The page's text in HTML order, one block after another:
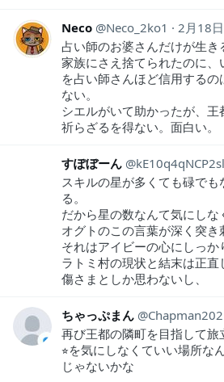
Neco Neco_2ko1
2月18日
占い師のお婆さんだけが生き
家族にさえ捨てられたのに
を占い師さんほど信用する
ない。
シエルがいて助かったが、
祈らざるを得ない。面白い。
すぽぼーん
スキルの星が多くても碌で
る。
だから星の数なんて気にしな
オグトのこの言葉が深く突き
それはアイビーの心にしっか
ラトミ村の現状と結末は正
傷さまとしか思わないし、
ちゃっぷまん
再び王都の隣町を目指して旅
⭐︎を気にしなくていい場所な
じゃないかな